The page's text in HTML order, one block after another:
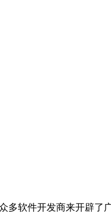
多软件开发商来开辟